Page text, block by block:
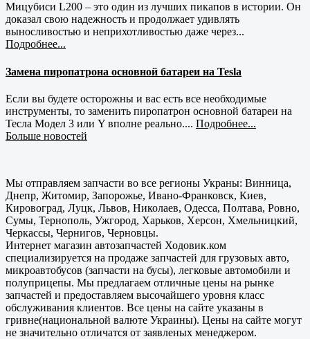
Мицубиси L200 – это один из лучших пикапов в истории. Он
доказал свою надежность и продолжает удивлять
выносливостью и неприхотливостью даже через...
Подробнее...
Замена пиропатрона основной батареи на Tesla
Если вы будете осторожны и вас есть все необходимые
инструменты, то заменить пиропатрон основной батареи на
Тесла Модел 3 или Y вполне реально.... Подробнее...
Больше новостей
Мы отправляем запчасти во все регионы Украны: Винница,
Днепр, Житомир, Запорожье, Ивано-Франковск, Киев,
Кировоград, Луцк, Львов, Николаев, Одесса, Полтава, Ровно,
Сумы, Тернополь, Ужгород, Харьков, Херсон, Хмельницкий,
Черкассы, Чернигов, Черновцы.
Интернет магазин автозапчастей Ходовик.ком
специализируется на продаже запчастей для грузовых авто,
микроавтобусов (запчасти на бусы), легковые автомобили и
полуприцепы. Мы предлагаем отличные цены на рынке
запчастей и предоставляем высочайшего уровня класс
обслуживания клиентов. Все цены на сайте указаны в
гривне(национальной валюте Украины). Цены на сайте могут
не значительно отличатся от заявленых менеджером.